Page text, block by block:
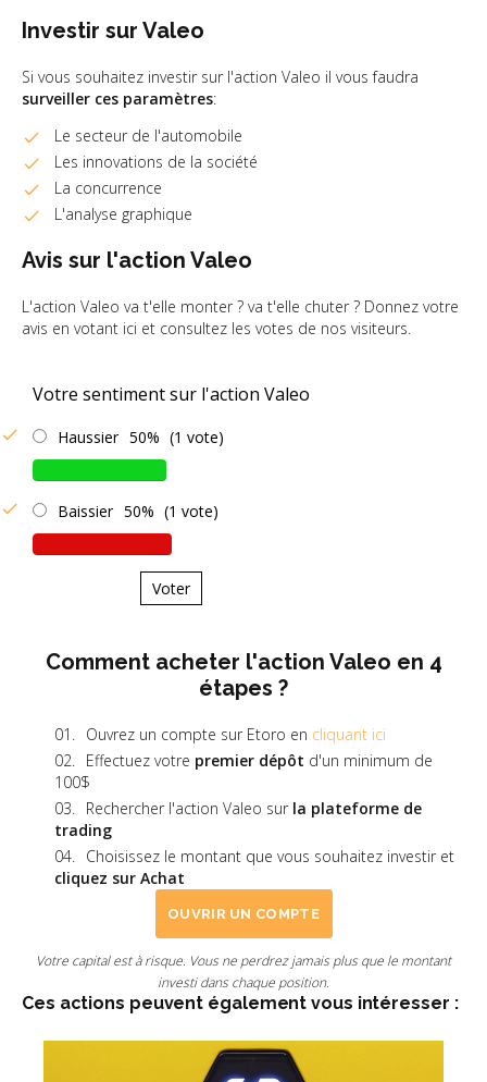
Investir sur Valeo
Si vous souhaitez investir sur l'action Valeo il vous faudra
surveiller ces paramètres:
Le secteur de l'automobile
Les innovations de la société
La concurrence
L'analyse graphique
Avis sur l'action Valeo
L'action Valeo va t'elle monter ? va t'elle chuter ? Donnez votre
avis en votant ici et consultez les votes de nos visiteurs.
Votre sentiment sur l'action Valeo
Haussier 50% (1 vote)
Baissier 50% (1 vote)
Voter
Comment acheter l'action Valeo en 4
étapes ?
Ouvrez un compte sur Etoro en cliquant ici
Effectuez votre premier dépôt d'un minimum de
100$
Rechercher l'action Valeo sur la plateforme de
trading
Choisissez le montant que vous souhaitez investir et
cliquez sur Achat
OUVRIR UN COMPTE
Votre capital est à risque. Vous ne perdrez jamais plus que le montant
investi dans chaque position.
Ces actions peuvent également vous intéresser :